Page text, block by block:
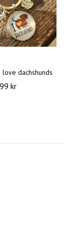
love dachshunds
99 kr